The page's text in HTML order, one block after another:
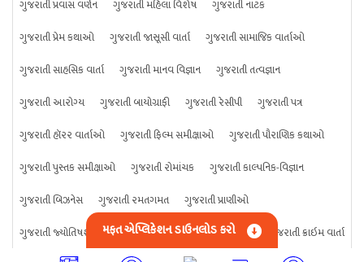
ગુજરાતી પ્રવાસ વર્ણન
ગુજરાતી મહિલા વિશેષ
ગુજરાતી નાટક
ગુજરાતી પ્રેમ કથાઓ
ગુજરાતી જાસૂસી વાર્તા
ગુજરાતી સામાજિક વાર્તાઓ
ગુજરાતી સાહસિક વાર્તા
ગુજરાતી માનવ વિજ્ઞાન
ગુજરાતી તત્વજ્ઞાન
ગુજરાતી આરોગ્ય
ગુજરાતી બાયોગ્રાફી ગુજરાતી રેસીપી
ગુજરાતી પત્ર
ગુજરાતી હૉરર વાર્તાઓ
ગુજરાતી ફિલ્મ સમીક્ષાઓ
ગુજરાતી પૌરાણિક કથાઓ
ગુજરાતી પુસ્તક સમીક્ષાઓ
ગુજરાતી રોમાંચક
ગુજરાતી કાલ્પનિક-વિજ્ઞાન
ગુજરાતી બિઝનેસ
ગુજરાતી રમતગમત
ગુજરાતી પ્રાણીઓ
ગુજરાતી જ્યોતિષશાસ્ત્ર
ગુજરાતી વિજ્ઞાન ગુજરાતી કંઈપણ ગુજરાતી ક્રાઇમ વાર્તા
મફત એપ્લિકેશન ડાઉનલોડ કરો